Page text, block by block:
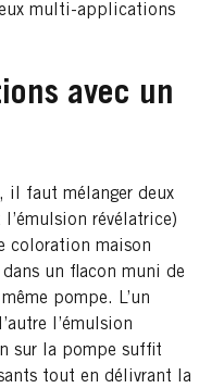
multi-applications
avec un
il faut mélanger deux
révélatrice)
coloration maison
un flacon muni de
pompe. L’un
l’émulsion
sur la pompe suffit
tout en délivrant la